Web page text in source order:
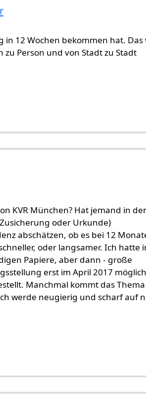
12 Wochen bekommen hat. Das
zu Person und von Stadt zu Stadt
KVR München? Hat jemand in
oder Urkunde)
abschätzen, ob es bei 12
oder langsamer. Ich hatte
Papiere, aber dann - große
erst im April 2017
Manchmal kommt das
werde neugierig und scharf auf